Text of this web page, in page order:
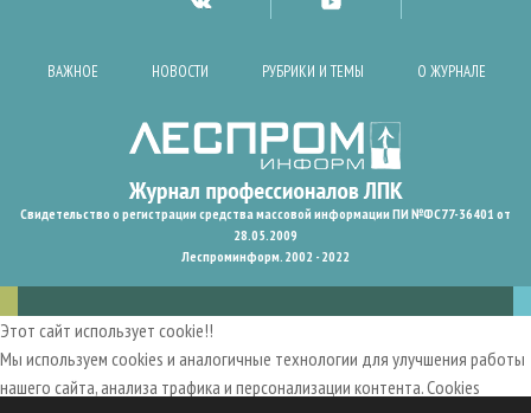
ВАЖНОЕ НОВОСТИ РУБРИКИ И ТЕМЫ О ЖУРНАЛЕ
Свидетельство о регистрации средства массовой информации ПИ №ФС77-36401 от
28.05.2009
Леспроминформ. 2002 - 2022
Этот сайт использует cookie!!
Мы используем cookies и аналогичные технологии для улучшения работы
нашего сайта, анализа трафика и персонализации контента. Cookies